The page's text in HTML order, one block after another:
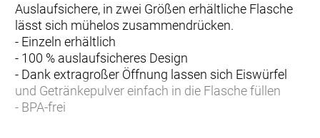
Auslaufsichere, in zwei Größen erhältliche Flasche
lässt sich mühelos zusammendrücken.
- Einzeln erhältlich
- 100 % auslaufsicheres Design
- Dank extragroßer Öffnung lassen sich Eiswürfel
und Getränkepulver einfach in die Flasche füllen
- BPA-frei